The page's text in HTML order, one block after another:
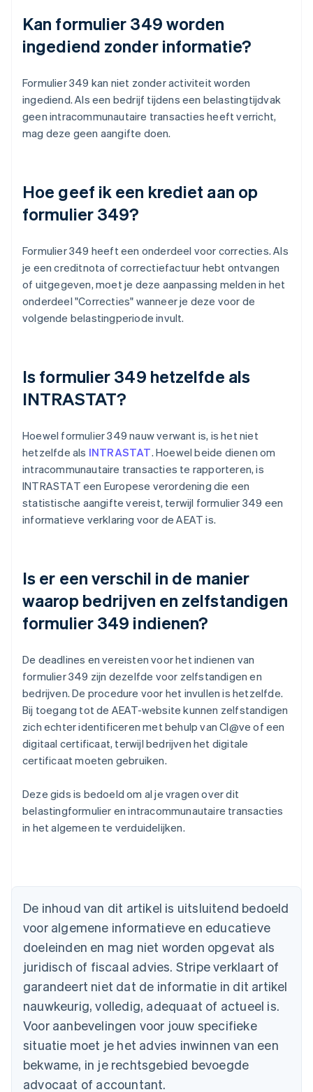
Kan formulier 349 worden
ingediend zonder informatie?
Formulier 349 kan niet zonder activiteit worden
ingediend. Als een bedrijf tijdens een belastingtijdvak
geen intracommunautaire transacties heeft verricht,
mag deze geen aangifte doen.
Hoe geef ik een krediet aan op
formulier 349?
Formulier 349 heeft een onderdeel voor correcties. Als
je een creditnota of correctiefactuur hebt ontvangen
of uitgegeven, moet je deze aanpassing melden in het
onderdeel "Correcties" wanneer je deze voor de
volgende belastingperiode invult.
Is formulier 349 hetzelfde als
INTRASTAT?
Hoewel formulier 349 nauw verwant is, is het niet
hetzelfde als INTRASTAT. Hoewel beide dienen om
intracommunautaire transacties te rapporteren, is
INTRASTAT een Europese verordening die een
statistische aangifte vereist, terwijl formulier 349 een
informatieve verklaring voor de AEAT is.
Is er een verschil in de manier
waarop bedrijven en zelfstandigen
formulier 349 indienen?
De deadlines en vereisten voor het indienen van
formulier 349 zijn dezelfde voor zelfstandigen en
bedrijven. De procedure voor het invullen is hetzelfde.
Bij toegang tot de AEAT-website kunnen zelfstandigen
zich echter identificeren met behulp van Cl@ve of een
digitaal certificaat, terwijl bedrijven het digitale
certificaat moeten gebruiken.
Deze gids is bedoeld om al je vragen over dit
belastingformulier en intracommunautaire transacties
in het algemeen te verduidelijken.
De inhoud van dit artikel is uitsluitend bedoeld
voor algemene informatieve en educatieve
doeleinden en mag niet worden opgevat als
juridisch of fiscaal advies. Stripe verklaart of
garandeert niet dat de informatie in dit artikel
nauwkeurig, volledig, adequaat of actueel is.
Voor aanbevelingen voor jouw specifieke
situatie moet je het advies inwinnen van een
bekwame, in je rechtsgebied bevoegde
advocaat of accountant.
Australië
België
Nederlands FrançaisDeutschEnglish
Brazilië
Português English
Bulgarije
English
English Français
Cyprus
Denemarken
English